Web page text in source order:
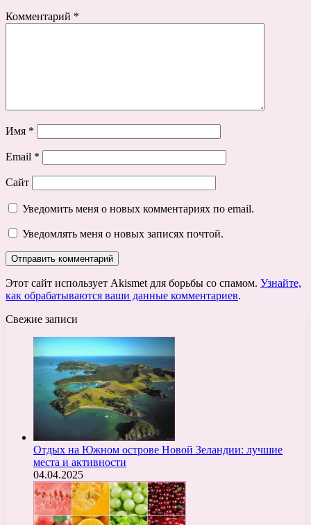
Комментарий *
Имя *
Email *
Сайт
Уведомить меня о новых комментариях по email.
Уведомлять меня о новых записях почтой.
Этот сайт использует Akismet для борьбы со спамом. Узнайте,
как обрабатываются ваши данные комментариев.
Свежие записи
Отдых на Южном острове Новой Зеландии: лучшие
места и активности
04.04.2025